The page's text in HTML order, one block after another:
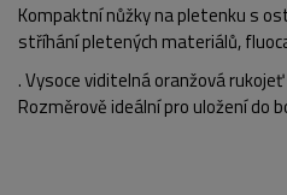
Kompaktní nůžky na pletenku s
stříhání pletených materiálů,
. Vysoce viditelná oranžová
Rozměrově ideální pro uložení do